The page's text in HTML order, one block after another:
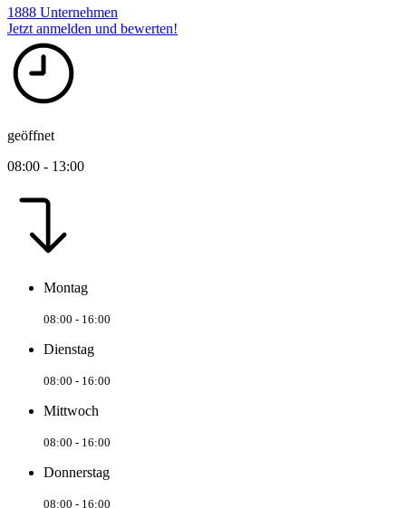
1888 Unternehmen
Jetzt anmelden und bewerten!
geöffnet
08:00 - 13:00
Montag
08:00 - 16:00
Dienstag
08:00 - 16:00
Mittwoch
08:00 - 16:00
Donnerstag
08:00 - 16:00